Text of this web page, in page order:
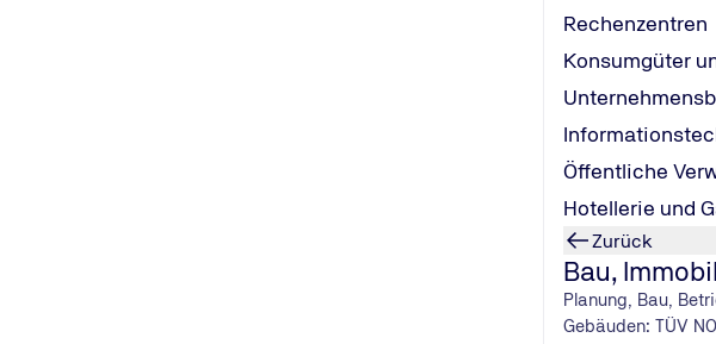
Rechenzentren
Konsumgüter
Öffentliche
Hotellerie und
Zurück
Bau,
Planung, Bau,
Gebäuden: TÜV
Neue Führerscheine: Ausstellungsjahr ist entscheidend
Bis zum 19. Januar 2033 müssen alle Führerscheine gegen den neuen EU-
Damit Autofahrerinnen und Autofahrer möglichst wenig Zeit im Warteraum
Führerscheinstelle gehen, erfolgt der Austausch in verschiedenen Stufen:
Bei Führerscheinen, die bis 1998 ausgestellt wurden, gilt das Geburtsjahr.
Ab 1999 bis 2013 ist das Ausstellungsjahr des Fahrausweises
Ab 2026 richtet sich die Umtauschfrist ausschließlich nach dem
und 2001 ausgestellt, müssen Sie ihn spätestens bis zum 19. Januar 2026